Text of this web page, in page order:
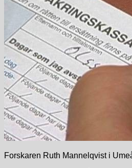
Forskaren Ruth Mannelqvist i